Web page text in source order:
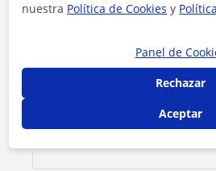
nuestra Política de Cookies y
Panel de
Rechazar
Aceptar